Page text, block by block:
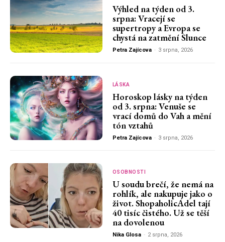
Výhled na týden od 3.
srpna: Vracejí se
supertropy a Evropa se
chystá na zatmění Slunce
Petra Zajícova - 3 srpna, 2026
LÁSKA
Horoskop lásky na týden
od 3. srpna: Venuše se
vrací domů do Vah a mění
tón vztahů
Petra Zajícova - 3 srpna, 2026
OSOBNOSTI
U soudu brečí, že nemá na
rohlík, ale nakupuje jako o
život. ShopaholicAdel tají
40 tisíc čistého. Už se těší
na dovolenou
Nika Glosa - 2 srpna, 2026